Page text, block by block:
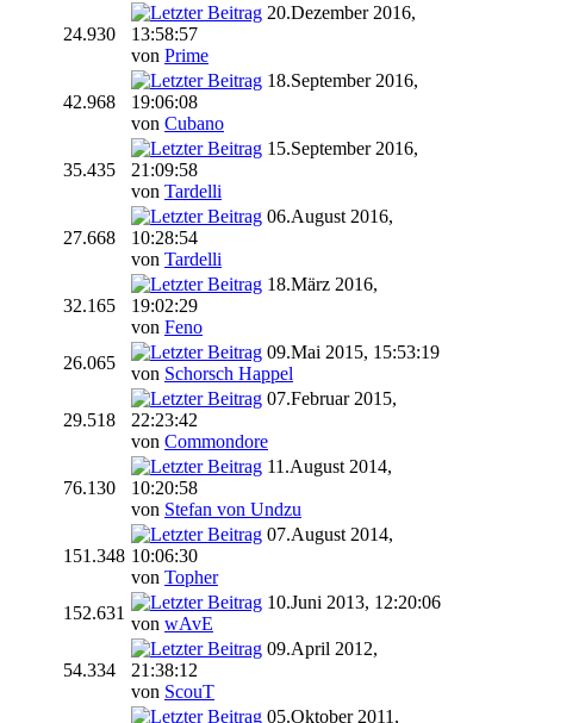
24.930
20.Dezember 2016,
13:58:57
von Prime
42.968
18.September 2016,
19:06:08
von Cubano
35.435
15.September 2016,
21:09:58
von Tardelli
27.668
06.August 2016,
10:28:54
von Tardelli
32.165
18.März 2016,
19:02:29
von Feno
26.065
09.Mai 2015, 15:53:19
von Schorsch Happel
29.518
07.Februar 2015,
22:23:42
von Commondore
76.130
11.August 2014,
10:20:58
von Stefan von Undzu
151.348
07.August 2014,
10:06:30
von Topher
152.631
10.Juni 2013, 12:20:06
von wAvE
54.334
09.April 2012,
21:38:12
von ScouT
05.Oktober 2011,